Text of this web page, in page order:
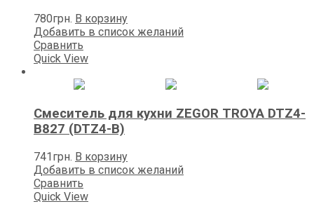
780грн. В корзину
Добавить в список желаний
Сравнить
Quick View
Смеситель для кухни ZEGOR TROYA DTZ4-
B827 (DTZ4-B)
741грн. В корзину
Добавить в список желаний
Сравнить
Quick View